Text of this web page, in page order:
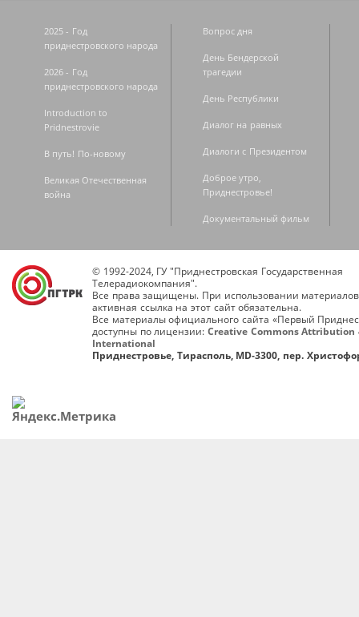
2025 - Год
приднестровского народа
2026 - Год
приднестровского народа
Introduction to
Pridnestrovie
В путь! По-новому
Великая Отечественная
война
Вопрос дня
День Бендерской
трагедии
День Республики
Диалог на равных
Диалоги с Президентом
Доброе утро,
Приднестровье!
Документальный фильм
© 1992-2024, ГУ "Приднестровская Государственная
Телерадиокомпания".
Все права защищены. При использовании
активная ссылка на этот сайт обязательна.
Все материалы официального сайта «Первый
доступны по лицензии: Creative Commons Attribution
International
Приднестровье, Тирасполь, MD-3300, пер.